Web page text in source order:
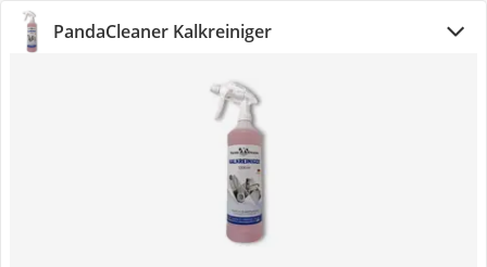
PandaCleaner Kalkreiniger